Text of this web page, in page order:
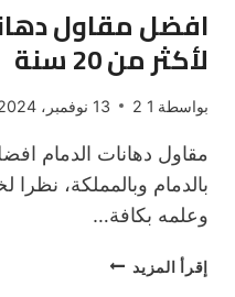
افضل مقاول
لأكثر من 20 سنة
بواسطة 1 2 13 نوفمبر، 2024
مقاول دهانات الدمام
بالدمام وبالمملكة، نظرا
وعلمه بكافة…
إقرأ المزيد افضل